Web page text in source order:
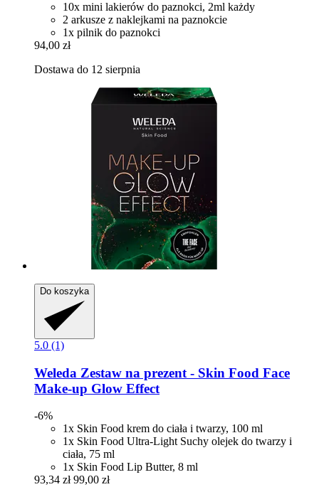
10x mini lakierów do paznokci, 2ml każdy
2 arkusze z naklejkami na paznokcie
1x pilnik do paznokci
94,00 zł
Dostawa do 12 sierpnia
Do koszyka
5.0 (1)
Weleda Zestaw na prezent -​ Skin Food Face
Make-​up Glow Effect
-6%
1x Skin Food krem do ciała i twarzy, 100 ml
1x Skin Food Ultra-Light Suchy olejek do twarzy i
ciała, 75 ml
1x Skin Food Lip Butter, 8 ml
93,34 zł 99,00 zł